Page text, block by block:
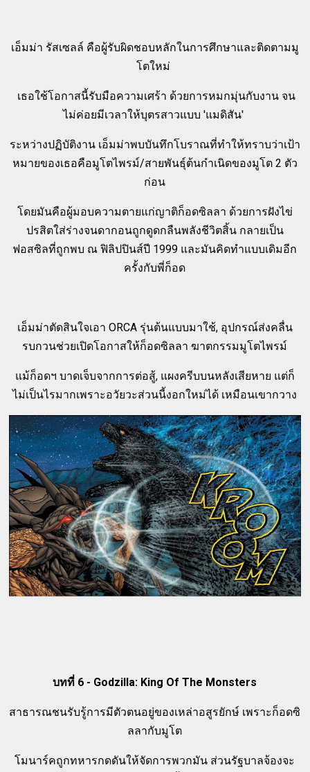
เอ็มม่า รัสเซลล์ คือผู้รับผิดชอบหลักในการศึกษาและติดตามมู
โตใหม่
เธอใช้โอกาสนี้รับมือความเศร้า ด้วยการหมกมุ่นกับงาน จน
ไม่ค่อยมีเวลาให้บุตรสาวแบบ 'แมดิสัน'
ระหว่างปฏิบัติงาน เอ็มม่าพบบันทึกโบราณที่ทำให้ทราบว่าเป้า
หมายของเธอคือมูโตไพรม์/สายพันธุ์ต้นกำเนิดของมูโต 2 ตัว
ก่อน
โดยมันคือผู้มอบความตายแก่ญาติก็อดซิลลา ด้วยการฝังไข่
ปรสิตใส่ร่างจนดากอนถูกดูดกลืนพลังชีวิตสิ้น กลายเป็น
ฟอสซิลที่ถูกพบ ณ ฟิลิปปินส์ปี 1999 และมันคิดทำแบบเดิมอีก
ครั้งกับพี่ก็อด
เอ็มม่าตัดสินใจเอา ORCA รุ่นต้นแบบมาใช้, อุปกรณ์ส่งคลื่น
รบกวนช่วยเปิดโอกาสให้ก็อดซิลลา ฆาตกรรมมูโตไพรม์
แม้ก็อดฯ บาดเจ็บจากการต่อสู้, แผงครีบบนหลังเสียหาย แต่ก็
ไม่เป็นไรมากเพราะอวัยวะส่วนนี้งอกใหม่ได้ เหมือนเขากวาง
บทที่ 6 - Godzilla: King Of The Monsters
สาธารณชนรับรู้การมีตัวตนอยู่ของเหล่าอสูรยักษ์ เพราะก็อดซิ
ลลากับมูโต
โมนาร์คถูกทหารกดดันให้จัดการพวกมัน ส่วนรัฐบาลจ้องจะ